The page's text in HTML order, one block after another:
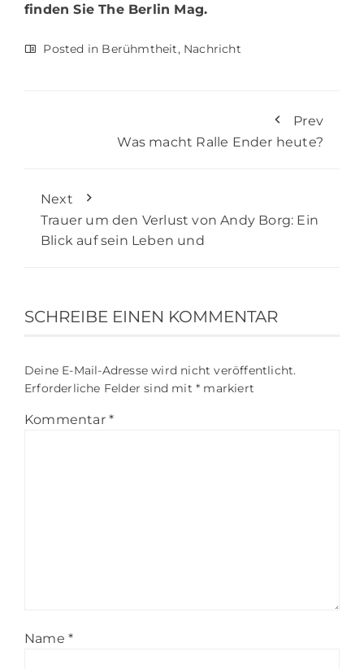
finden SieThe Berlin Mag.
Posted in Berühmtheit, Nachricht
Prev
Was macht Ralle Ender heute?
Next
Trauer um den Verlust von Andy Borg: Ein
Blick auf sein Leben und
SCHREIBE EINEN KOMMENTAR
Deine E-Mail-Adresse wird nicht veröffentlicht.
Erforderliche Felder sind mit * markiert
Kommentar *
Name *